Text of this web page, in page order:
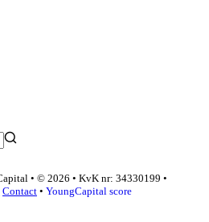
• © 2026 • KvK nr: 34330199 •
Contact • YoungCapital score